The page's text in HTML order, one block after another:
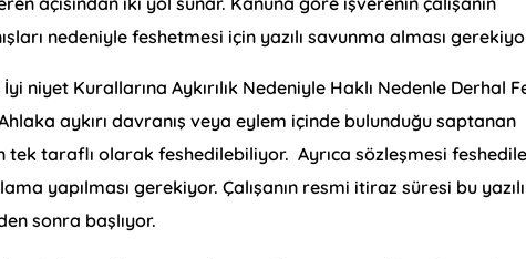
nedeniyle feshetmesi için yazılı savunma alması
niyet Kurallarına Aykırılık Nedeniyle Haklı Nedenle Derhal
aykırı davranış veya eylem içinde bulunduğu saptanan
tek taraflı olarak feshedilebiliyor. Ayrıca sözleşmesi
yapılması gerekiyor. Çalışanın resmi itiraz süresi bu yazılı
sonra başlıyor.